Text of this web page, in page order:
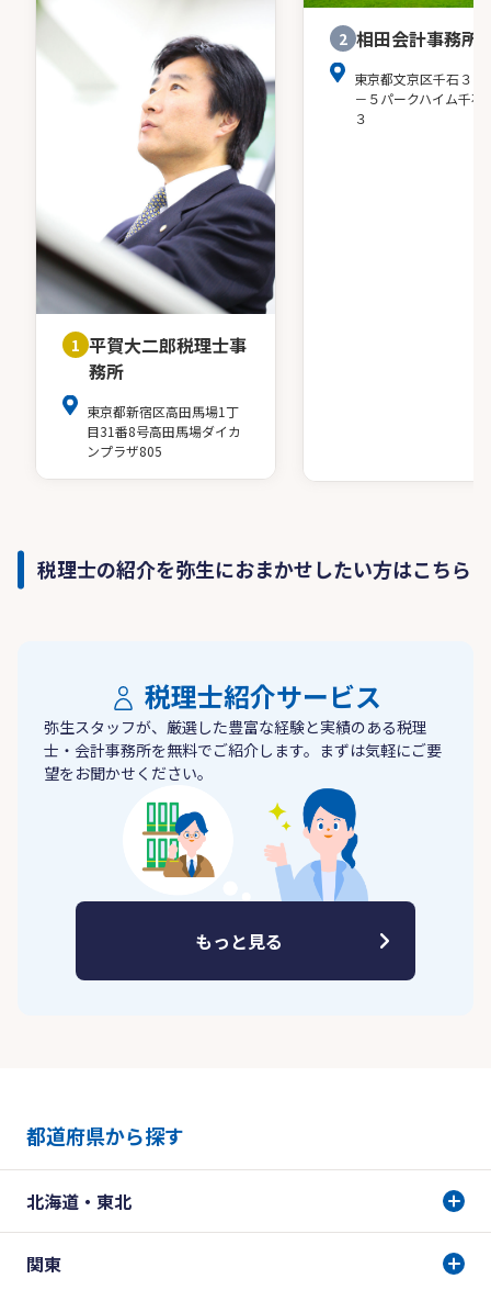
1 平賀大二郎税理士事
務所
東京都新宿区高田馬場1丁
目31番8号高田馬場ダイカ
ンプラザ805
2 相田会計事務所
東京都文京区千石３－
－５パークハイム千石
３
税理士の紹介を弥生におまかせしたい方はこちら
税理士紹介サービス
弥生スタッフが、厳選した豊富な経験と実績のある税理
士・会計事務所を無料でご紹介します。まずは気軽にご要
望をお聞かせください。
もっと見る
都道府県から探す
北海道・東北
関東